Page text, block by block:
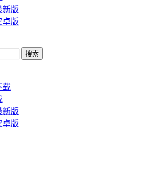
新版
卓版
搜索
载
新版
卓版